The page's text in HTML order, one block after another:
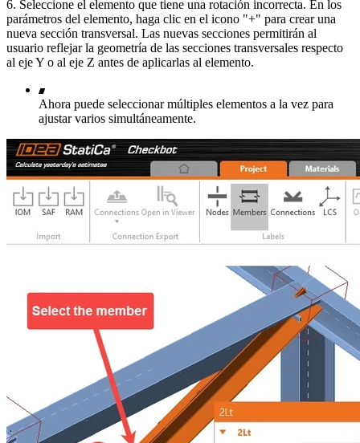
6. Seleccione el elemento que tiene una rotación incorrecta. En los
parámetros del elemento, haga clic en el icono "+" para crear una
nueva sección transversal. Las nuevas secciones permitirán al
usuario reflejar la geometría de las secciones transversales respecto
al eje Y o al eje Z antes de aplicarlas al elemento.
Ahora puede seleccionar múltiples elementos a la vez para
ajustar varios simultáneamente.